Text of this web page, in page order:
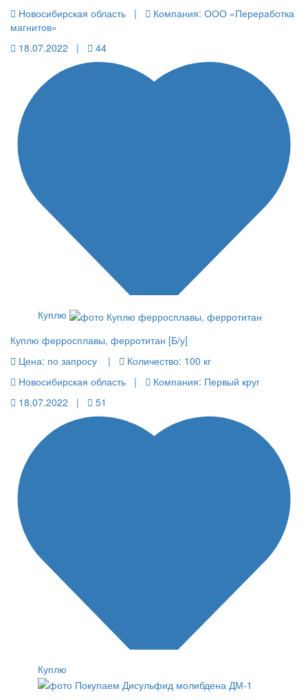
Новосибирская область |
Компания: ООО «Переработка
магнитов»
18.07.2022 |
44
Куплю
Куплю ферросплавы, ферротитан [Б/у]
Цена: по запросу | Количество: 100 кг
Новосибирская область |
Компания: Первый круг
18.07.2022 |
51
Куплю